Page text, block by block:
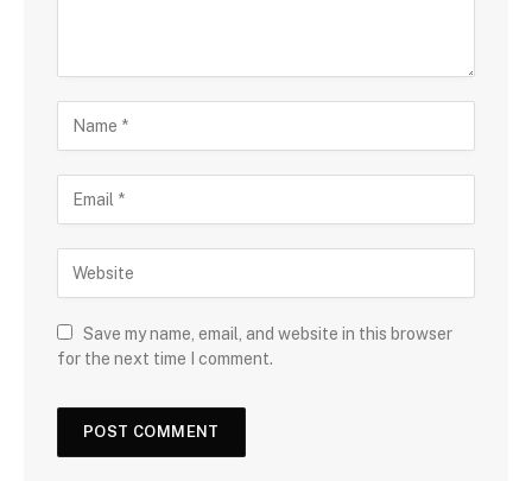
Save my name, email, and website in this browser
for the next time I comment.